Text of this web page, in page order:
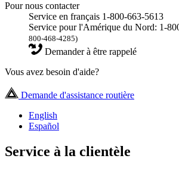
Pour nous contacter
Service en français 1-800-663-5613
Service pour l'Amérique du Nord: 1-
800-468-4285)
Demander à être rappelé
Vous avez besoin d'aide?
Demande d'assistance routière
English
Español
Service à la clientèle